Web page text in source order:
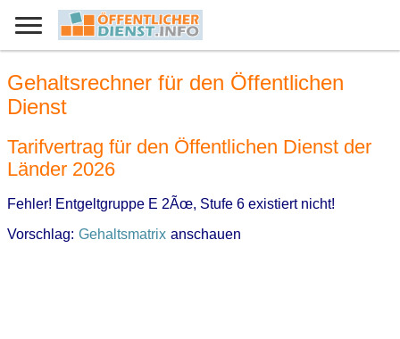
Gehaltsrechner für den Öffentlichen
Dienst
Tarifvertrag für den Öffentlichen Dienst der
Länder 2026
Fehler! Entgeltgruppe E 2Ãœ, Stufe 6 existiert nicht!
Vorschlag: Gehaltsmatrix anschauen